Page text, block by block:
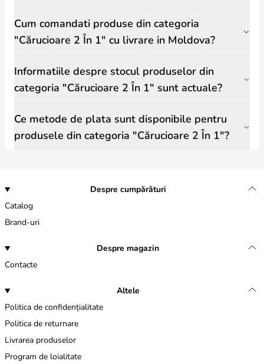
Cum comandati produse din categoria
"Cărucioare 2 În 1" cu livrare in Moldova?
Informatiile despre stocul produselor din
categoria "Cărucioare 2 În 1" sunt actuale?
Ce metode de plata sunt disponibile pentru
produsele din categoria "Cărucioare 2 În 1"?
Despre cumpărături
Catalog
Brand-uri
Despre magazin
Contacte
Altele
Politica de confidențialitate
Politica de returnare
Livrarea produselor
Program de loialitate